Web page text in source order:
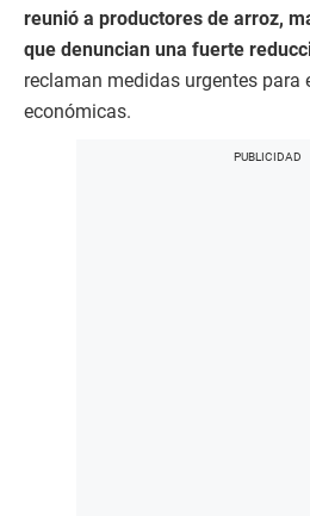
reunió a productores de arroz,
que denuncian una fuerte
reclaman medidas urgentes para
económicas.